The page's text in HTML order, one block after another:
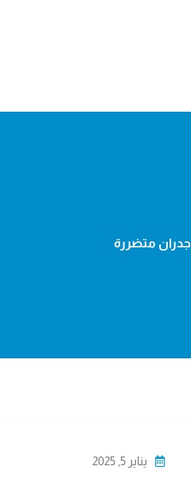
جدران متضررة
يناير 5, 2025